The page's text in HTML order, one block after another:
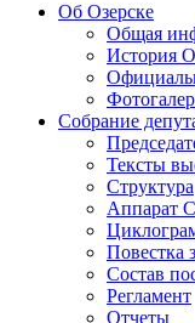
Об Озерске
Общая
История
Собрание
Тексты
Структура
Аппарат
Повестка
Состав
Регламент
Отчеты